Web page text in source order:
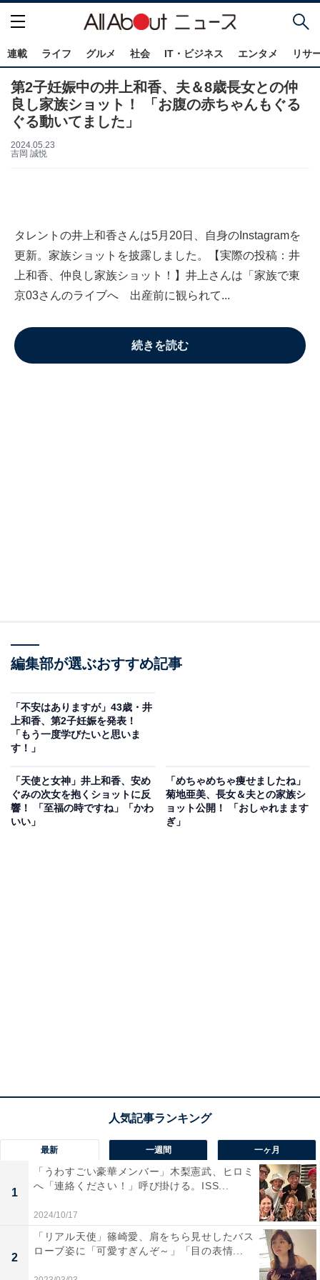
連載 ライフ グルメ 社会 IT・ビジネス エンタメ リサ
第2子妊娠中の井上和香、夫＆8歳長女との仲
良し家族ショット！ 「お腹の赤ちゃんもぐる
ぐる動いてました」
2024.05.23
吉岡 誠悦
タレントの井上和香さんは5月20日、自身のInstagramを
更新。家族ショットを披露しました。【実際の投稿：井
上和香、仲良し家族ショット！】井上さんは「家族で東
京03さんのライブへ 出産前に観られて...
続きを読む
編集部が選ぶおすすめ記事
「不安はありますが」43歳・井
上和香、第2子妊娠を発表！
「もう一度学びたいと思いま
す！」
「天使と女神」井上和香、安め
ぐみの次女を抱くショットに反
響！ 「至福の時ですね」「かわ
いい」
「めちゃめちゃ痩せましたね」
菊地亜美、長女＆夫との家族シ
ョット公開！ 「おしゃれまます
ぎ」
最新 一週間 一ヶ月
1
「うわすごい豪華メンバー」木梨憲武、ヒロミ
へ「連絡ください！」呼び掛ける。ISS...
2024/10/17
2
「リアル天使」篠崎愛、肩をちら見せしたバス
ローブ姿に「可愛すぎんぞ～」「目の表情...